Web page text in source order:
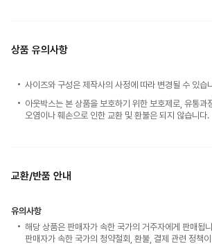
상품 유의사항
사이즈와 구성은 제작사의 사정에 따라 변경될 수 있습
아웃박스는 본 상품을 보호하기 위한 보호제로, 유통과
오염이나 훼손으로 인한 교환 및 환불은 되지 않습니다.
교환/반품 안내
유의사항
해당 상품은 판매자가 속한 국가의 거주자에게 판매됩
판매자가 속한 국가의 청약철회, 환불, 결제 관련 정책